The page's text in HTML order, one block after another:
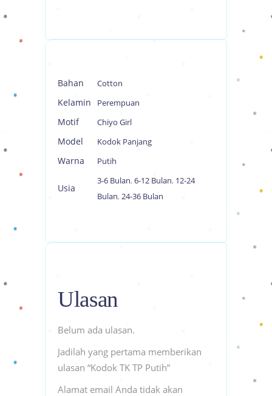
Bahan Cotton
Kelamin Perempuan
Motif Chiyo Girl
Model Kodok Panjang
Warna Putih
Usia
3-6 Bulan, 6-12 Bulan, 12-24
Bulan, 24-36 Bulan
Ulasan
Belum ada ulasan.
Jadilah yang pertama memberikan
ulasan “Kodok TK TP Putih”
Alamat email Anda tidak akan